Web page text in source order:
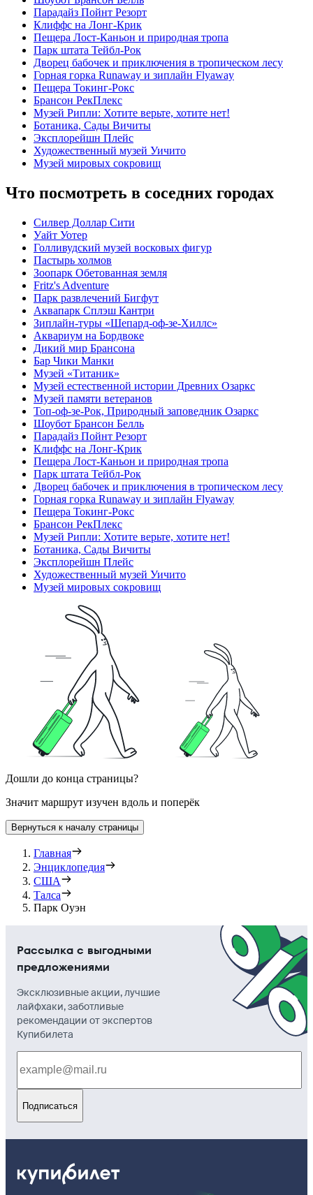
Парадайз Пойнт Резорт
Клиффс на Лонг-Крик
Пещера Лост-Каньон и природная тропа
Парк штата Тейбл-Рок
Дворец бабочек и приключения в тропическом лесу
Горная горка Runaway и зиплайн Flyaway
Пещера Токинг-Рокс
Брансон РекПлекс
Музей Рипли: Хотите верьте, хотите нет!
Ботаника, Сады Вичиты
Эксплорейшн Плейс
Художественный музей Уичито
Музей мировых сокровищ
Что посмотреть в соседних городах
Силвер Доллар Сити
Уайт Уотер
Голливудский музей восковых фигур
Пастырь холмов
Зоопарк Обетованная земля
Fritz's Adventure
Парк развлечений Бигфут
Аквапарк Сплэш Кантри
Зиплайн-туры «Шепард-оф-зе-Хиллс»
Аквариум на Бордвоке
Дикий мир Брансона
Бар Чики Манки
Музей «Титаник»
Музей естественной истории Древних Озаркс
Музей памяти ветеранов
Топ-оф-зе-Рок, Природный заповедник Озаркс
Шоубот Брансон Белль
Парадайз Пойнт Резорт
Клиффс на Лонг-Крик
Пещера Лост-Каньон и природная тропа
Парк штата Тейбл-Рок
Дворец бабочек и приключения в тропическом лесу
Горная горка Runaway и зиплайн Flyaway
Пещера Токинг-Рокс
Брансон РекПлекс
Музей Рипли: Хотите верьте, хотите нет!
Ботаника, Сады Вичиты
Эксплорейшн Плейс
Художественный музей Уичито
Музей мировых сокровищ
Дошли до конца страницы?
Значит маршрут изучен вдоль и поперёк
Вернуться к началу страницы
Главная
Энциклопедия
США
Талса
Парк Оуэн
Рассылка с выгодными
предложениями
Эксклюзивные акции, лучшие
лайфхаки, заботливые
рекомендации от экспертов
Купибилета
Подписаться